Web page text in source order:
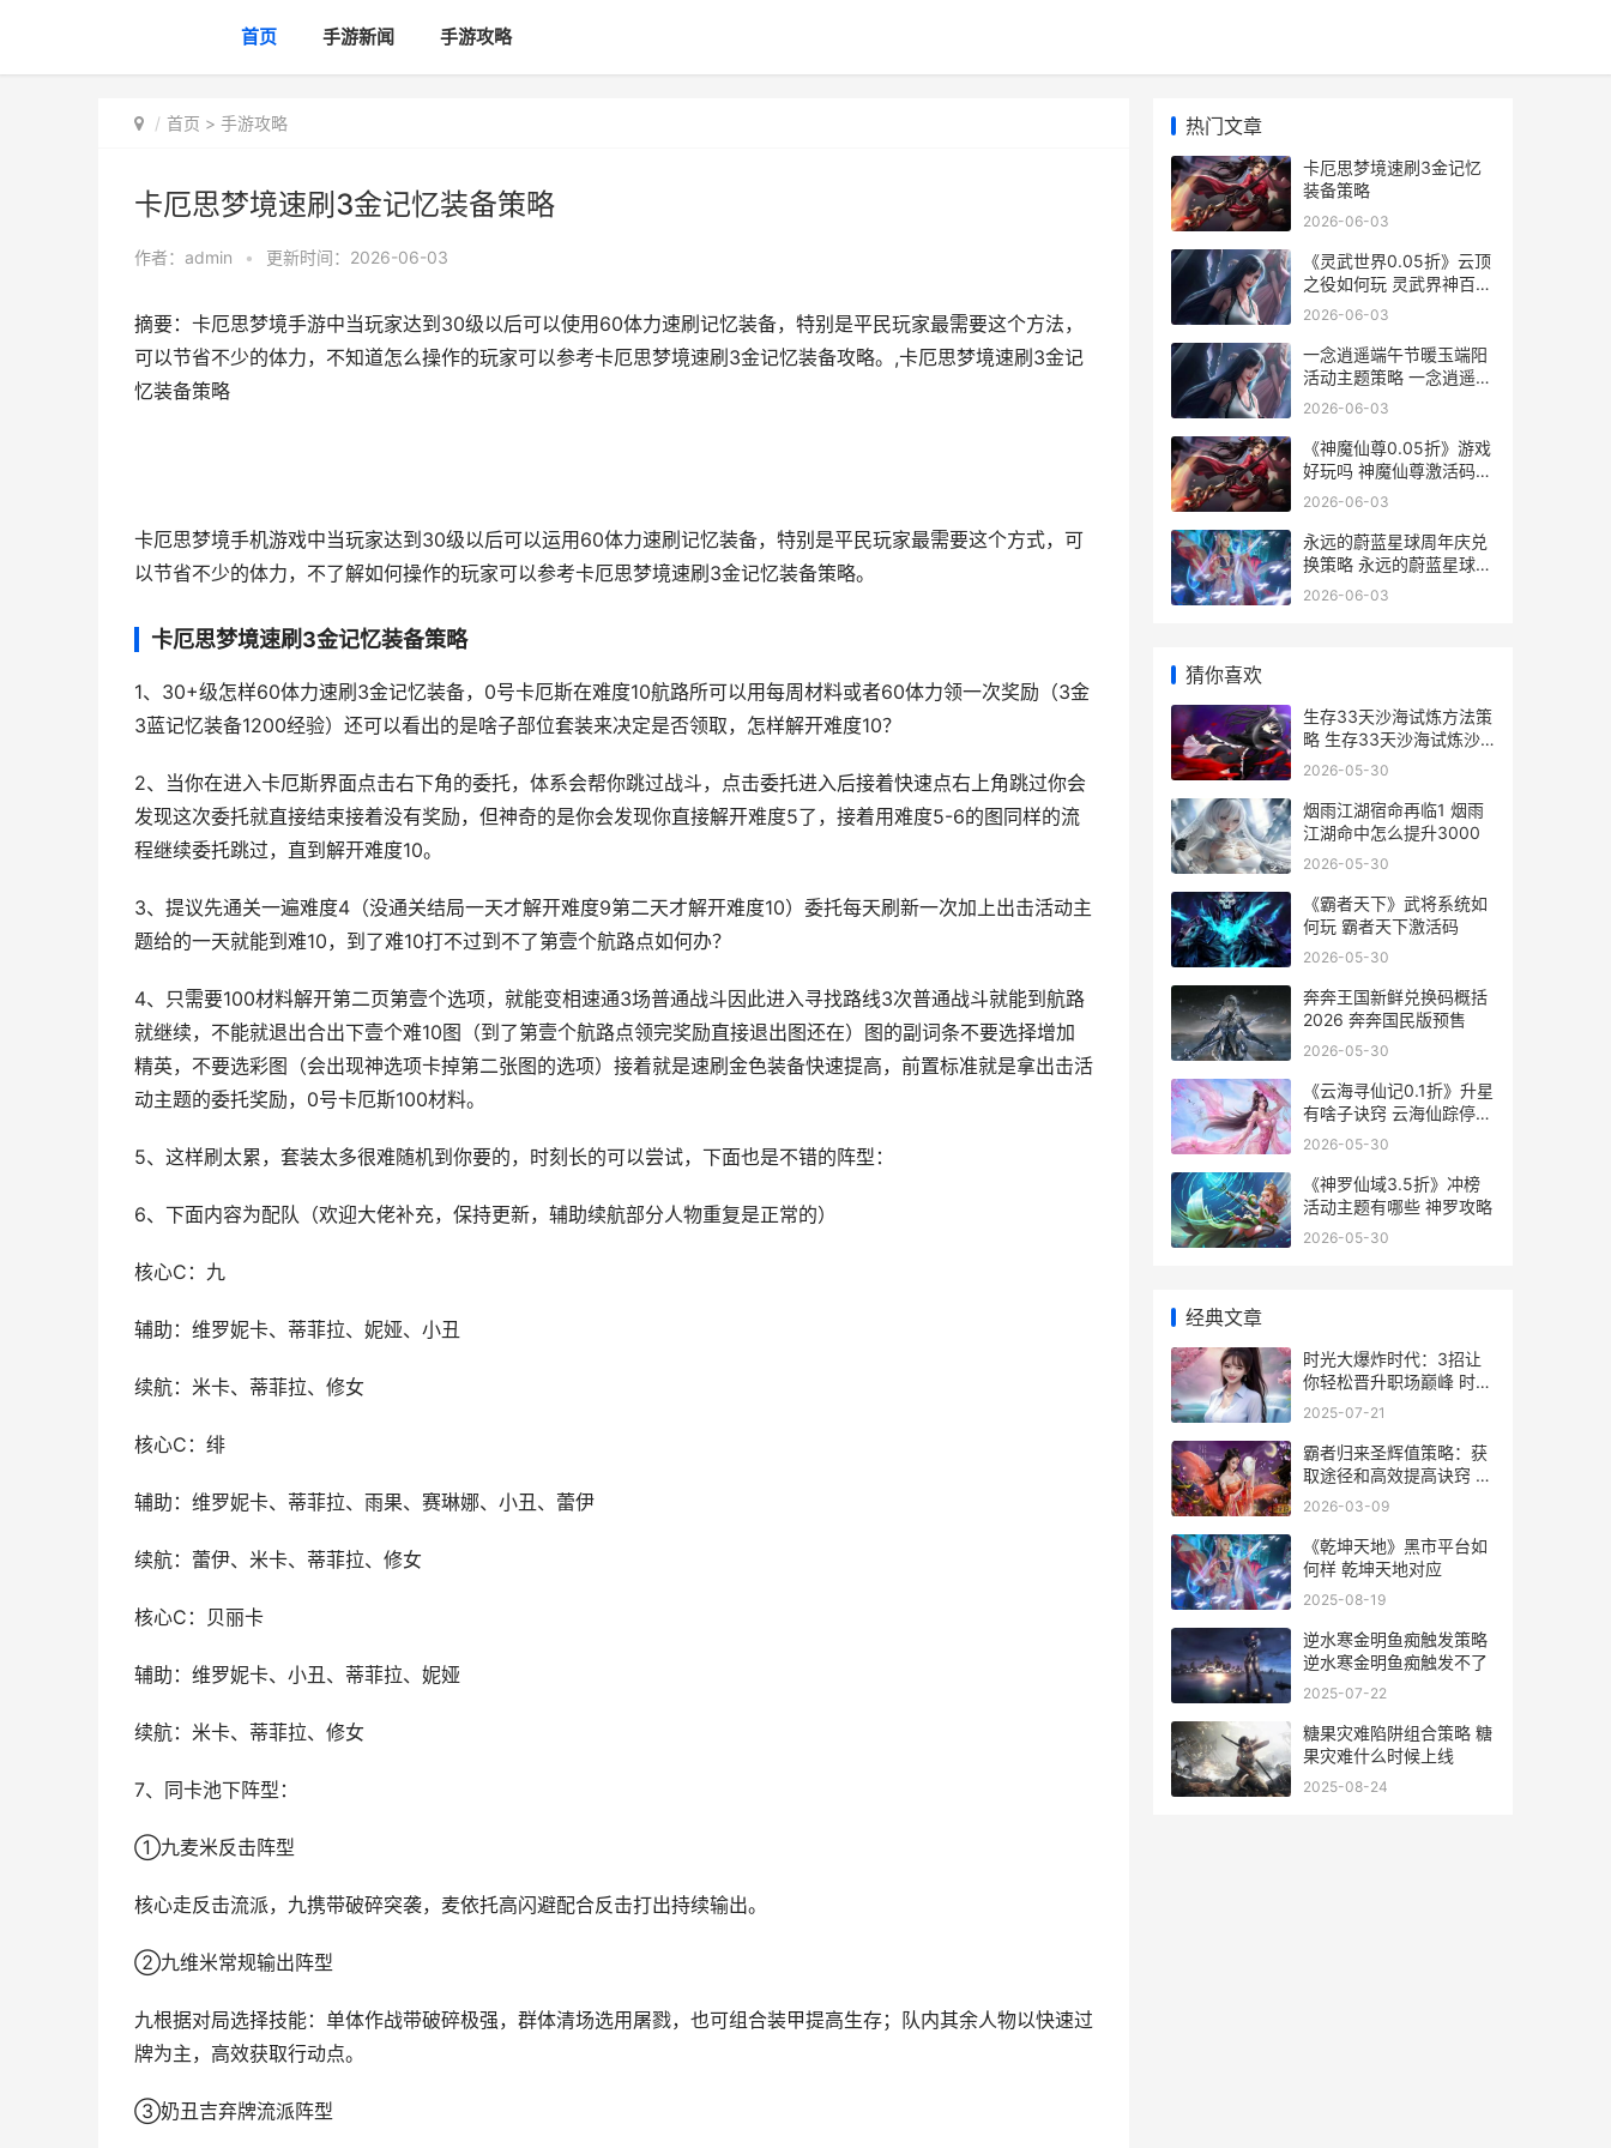
首页 手游新闻 手游攻略
首页 > 手游攻略
卡厄思梦境速刷3金记忆装备策略
作者： admin • 更新时间：2026-06-03
摘要：卡厄思梦境手游中当玩家达到30级以后可以使用60体力速刷记忆装备，特别是平民玩家最需要这个方法，
可以节省不少的体力，不知道怎么操作的玩家可以参考卡厄思梦境速刷3金记忆装备攻略。,卡厄思梦境速刷3金记
忆装备策略
卡厄思梦境手机游戏中当玩家达到30级以后可以运用60体力速刷记忆装备，特别是平民玩家最需要这个方式，可
以节省不少的体力，不了解如何操作的玩家可以参考卡厄思梦境速刷3金记忆装备策略。
卡厄思梦境速刷3金记忆装备策略
1、30+级怎样60体力速刷3金记忆装备，0号卡厄斯在难度10航路所可以用每周材料或者60体力领一次奖励（3金
3蓝记忆装备1200经验）还可以看出的是啥子部位套装来决定是否领取，怎样解开难度10？
2、当你在进入卡厄斯界面点击右下角的委托，体系会帮你跳过战斗，点击委托进入后接着快速点右上角跳过你会
发现这次委托就直接结束接着没有奖励，但神奇的是你会发现你直接解开难度5了，接着用难度5-6的图同样的流
程继续委托跳过，直到解开难度10。
3、提议先通关一遍难度4（没通关结局一天才解开难度9第二天才解开难度10）委托每天刷新一次加上出击活动主
题给的一天就能到难10，到了难10打不过到不了第壹个航路点如何办？
4、只需要100材料解开第二页第壹个选项，就能变相速通3场普通战斗因此进入寻找路线3次普通战斗就能到航路
就继续，不能就退出合出下壹个难10图（到了第壹个航路点领完奖励直接退出图还在）图的副词条不要选择增加
精英，不要选彩图（会出现神选项卡掉第二张图的选项）接着就是速刷金色装备快速提高，前置标准就是拿出击活
动主题的委托奖励，0号卡厄斯100材料。
5、这样刷太累，套装太多很难随机到你要的，时刻长的可以尝试，下面也是不错的阵型：
6、下面内容为配队（欢迎大佬补充，保持更新，辅助续航部分人物重复是正常的）
核心C：九
辅助：维罗妮卡、蒂菲拉、妮娅、小丑
续航：米卡、蒂菲拉、修女
核心C：绯
辅助：维罗妮卡、蒂菲拉、雨果、赛琳娜、小丑、蕾伊
续航：蕾伊、米卡、蒂菲拉、修女
核心C：贝丽卡
辅助：维罗妮卡、小丑、蒂菲拉、妮娅
续航：米卡、蒂菲拉、修女
7、同卡池下阵型：
①九麦米反击阵型
核心走反击流派，九携带破碎突袭，麦依托高闪避配合反击打出持续输出。
②九维米常规输出阵型
九根据对局选择技能：单体作战带破碎极强，群体清场选用屠戮，也可组合装甲提高生存；队内其余人物以快速过
牌为主，高效获取行动点。
③奶丑吉弃牌流派阵型
热门文章
卡厄思梦境速刷3金记忆
装备策略
2026-06-03
《灵武世界0.05折》云顶
之役如何玩 灵武界神百度
百科
2026-06-03
一念逍遥端午节暖玉端阳
活动主题策略 一念逍遥端
午节活动攻略
2026-06-03
《神魔仙尊0.05折》游戏
好玩吗 神魔仙尊激活码是
多少
2026-06-03
永远的蔚蓝星球周年庆兑
换策略 永远的蔚蓝星球手
游官网
2026-06-03
猜你喜欢
生存33天沙海试炼方法策
略 生存33天沙海试炼沙
海暴君怎么打
2026-05-30
烟雨江湖宿命再临1 烟雨
江湖命中怎么提升3000
2026-05-30
《霸者天下》武将系统如
何玩 霸者天下激活码
2026-05-30
奔奔王国新鲜兑换码概括
2026 奔奔国民版预售
2026-05-30
《云海寻仙记0.1折》升星
有啥子诀窍 云海仙踪停更
二年多了
2026-05-30
《神罗仙域3.5折》冲榜
活动主题有哪些 神罗攻略
2026-05-30
经典文章
时光大爆炸时代：3招让
你轻松晋升职场巅峰 时光
大爆炸时代顺序
2025-07-21
霸者归来圣辉值策略：获
取途径和高效提高诀窍 霸
者归来圣辉值获取
2026-03-09
《乾坤天地》黑市平台如
何样 乾坤天地对应
2025-08-19
逆水寒金明鱼痴触发策略
逆水寒金明鱼痴触发不了
2025-07-22
糖果灾难陷阱组合策略 糖
果灾难什么时候上线
2025-08-24